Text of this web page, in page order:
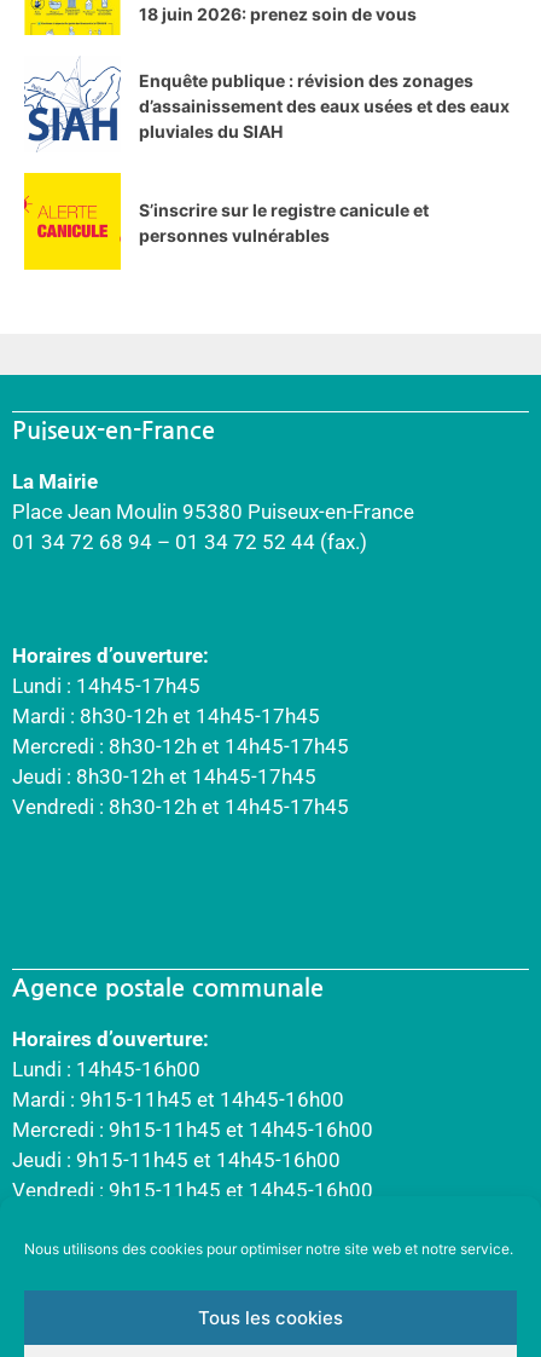
Nous utilisons des cookies pour optimiser notre site web et notre service.
Tous les cookies
18 juin 2026: prenez soin de vous
Enquête publique : révision des zonages
d’assainissement des eaux usées et des eaux
pluviales du SIAH
S’inscrire sur le registre canicule et
personnes vulnérables
Puiseux-en-France
La Mairie
Place Jean Moulin 95380 Puiseux-en-France
01 34 72 68 94 – 01 34 72 52 44 (fax.)
Horaires d’ouverture:
Lundi : 14h45-17h45
Mardi : 8h30-12h et 14h45-17h45
Mercredi : 8h30-12h et 14h45-17h45
Jeudi : 8h30-12h et 14h45-17h45
Vendredi : 8h30-12h et 14h45-17h45
Agence postale communale
Horaires d’ouverture:
Lundi : 14h45-16h00
Mardi : 9h15-11h45 et 14h45-16h00
Mercredi : 9h15-11h45 et 14h45-16h00
Jeudi : 9h15-11h45 et 14h45-16h00
Vendredi : 9h15-11h45 et 14h45-16h00